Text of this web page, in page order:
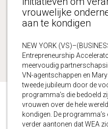
vrouwelijke
aan te kondigen
NEW YORK
Entrepreneurship
meervoudig
VN-agentschappen en
tweede jubileum door de
programma’s die bedoeld
vrouwen over de hele
kondigen. De
verder aantonen dat WEA